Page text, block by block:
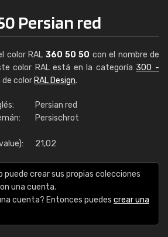
Persian red
color RAL 360 50 50 con el nombre de
color RAL está en la categoría 300 -
de color RAL Design.
Persian red
Persischrot
21,02
puede crear sus propias colecciones
una cuenta.
cuenta? Entonces puedes crear una